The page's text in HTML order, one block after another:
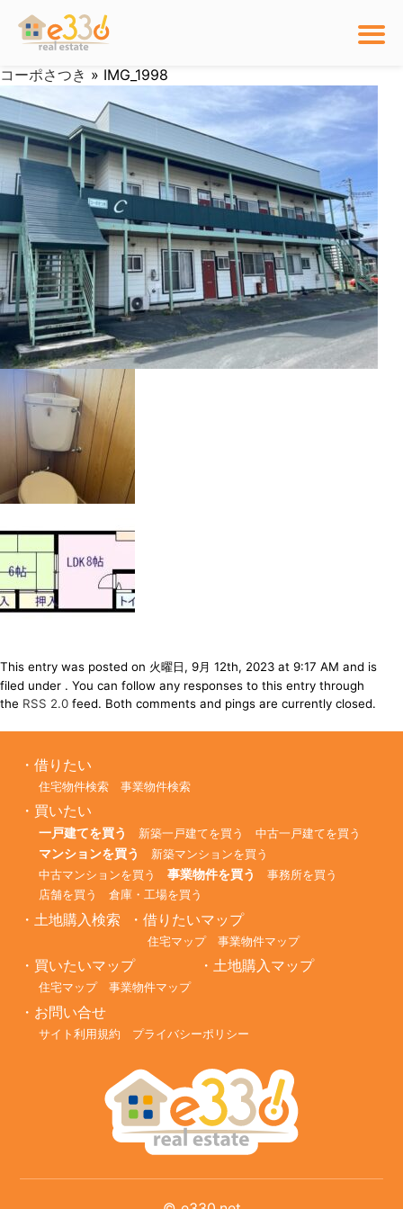
コーポさつき » IMG_1998
This entry was posted on 火曜日, 9月 12th, 2023 at 9:17 AM and is
filed under . You can follow any responses to this entry through
the RSS 2.0 feed. Both comments and pings are currently closed.
借りたい
住宅物件検索 事業物件検索
買いたい
一戸建てを買う 新築一戸建てを買う 中古一戸建てを買う
マンションを買う
新築マンションを買う
中古マンションを買う
事業物件を買う
事務所を買う
店舗を買う
倉庫・工場を買う
土地購入検索 借りたいマップ
住宅マップ 事業物件マップ
買いたいマップ
住宅マップ 事業物件マップ
土地購入マップ
お問い合せ
サイト利用規約 プライバシーポリシー